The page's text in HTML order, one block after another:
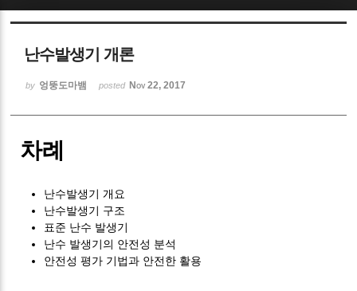
난수발생기 개론
by 엉뚱도마뱀 posted Nov 22, 2017
차례
난수발생기 개요
난수발생기 구조
표준 난수 발생기
난수 발생기의 안전성 분석
안전성 평가 기법과 안전한 활용
Sketchbook5, 스케치북5
Sketchbook5, 스케치북5